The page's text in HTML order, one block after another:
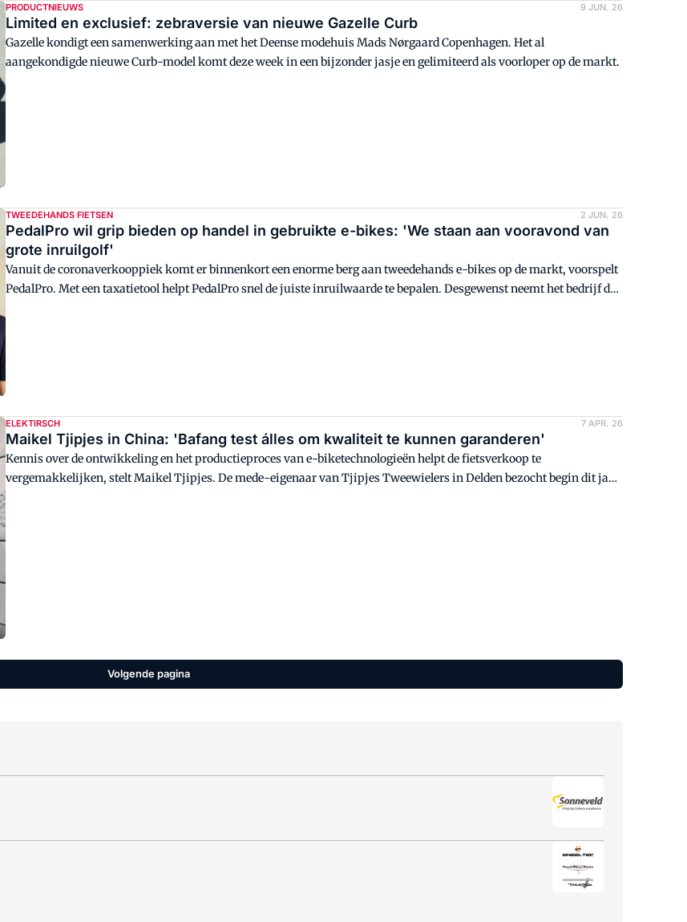
PRODUCTNIEUWS 9 JUN. 26
Limited en exclusief: zebraversie van nieuwe Gazelle Curb
Gazelle kondigt een samenwerking aan met het Deense modehuis Mads Nørgaard Copenhagen. Het al
aangekondigde nieuwe Curb-model komt deze week in een bijzonder jasje en gelimiteerd als voorloper op de markt.
TWEEDEHANDS FIETSEN 2 JUN. 26
PedalPro wil grip bieden op handel in gebruikte e-bikes: 'We staan aan vooravond ​​van
grote inruilgolf'
Vanuit de coronaverkooppiek komt er binnenkort een enorme berg aan tweedehands​​ e-bikes op de markt, voorspelt
PedalPro. Met een taxatietool helpt PedalPro snel de juiste inruilwaarde te bepalen. Desgewenst neemt het bedrijf de
ELEKTIRSCH 7 APR. 26
Maikel Tjipjes in China: 'Bafang test álles om kwaliteit te kunnen garanderen'
Kennis over de ontwikkeling en het productieproces van e-biketechnologieën helpt de fietsverkoop te
vergemakkelijken, stelt Maikel Tjipjes. De mede-eigenaar van Tjipjes Tweewielers in Delden bezocht begin dit jaar
Volgende pagina